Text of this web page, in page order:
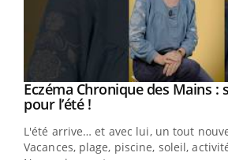
Youtube
Eczéma Chronique des Mains :
pour l’été !Youtube
L'été arrive… et avec lui, un tout
Vacances, plage, piscine, soleil,